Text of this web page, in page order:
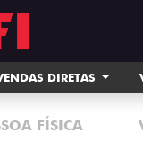
DIRETAS
FÍSICA